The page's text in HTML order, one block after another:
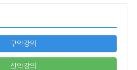
구약강의
신약강의